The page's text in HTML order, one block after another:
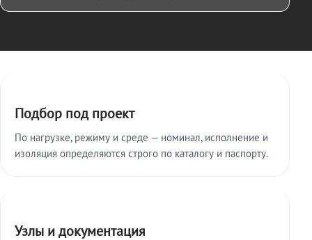
Подбор под проект
По нагрузке, режиму и среде — номинал, исполнение и
изоляция определяются строго по каталогу и паспорту.
Узлы и документация